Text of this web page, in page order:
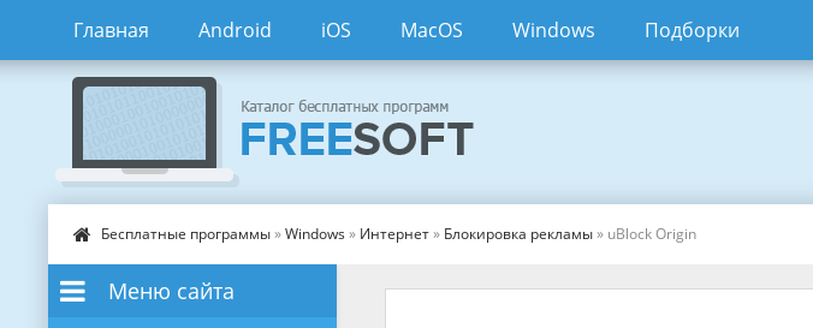
Главная Android iOS MacOS Windows Подборки
Бесплатные программы»Windows » Интернет» Блокировка рекламы» uBlock Origin
Меню сайта